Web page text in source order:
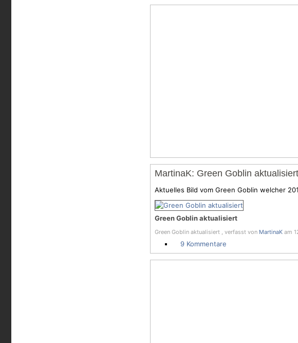
MartinaK: Green Goblin aktualisiert
Aktuelles Bild vom Green Goblin welcher
Green Goblin aktualisiert
Green Goblin aktualisiert , verfasst von MartinaK am
9 Kommentare